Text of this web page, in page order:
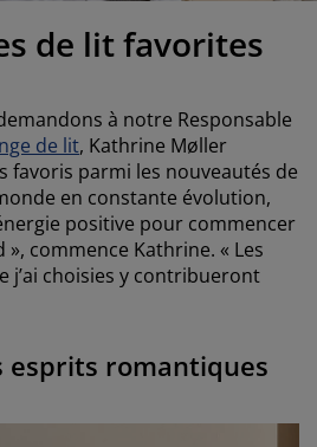
de lit favorites
à notre Responsable
de lit, Kathrine Møller
favoris parmi les nouveautés de
en constante évolution,
positive pour commencer
commence Kathrine. « Les
j’ai choisies y contribueront
esprits romantiques